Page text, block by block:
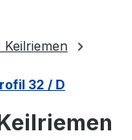
Keilriemen
32 / D